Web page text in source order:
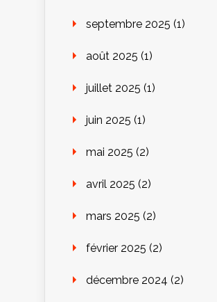
septembre 2025 (1)
août 2025 (1)
juillet 2025 (1)
juin 2025 (1)
mai 2025 (2)
avril 2025 (2)
mars 2025 (2)
février 2025 (2)
décembre 2024 (2)